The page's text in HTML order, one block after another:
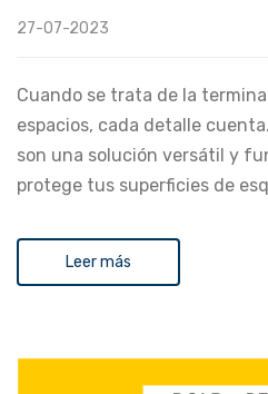
27-07-2023
Cuando se trata de la
espacios, cada detalle
son una solución versátil y
protege tus superficies de
Leer más